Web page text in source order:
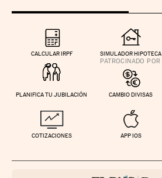
CALCULAR IRPF SIMULADOR HIPOTECA
PLANIFICA TU JUBILACIÓN CAMBIO DIVISAS
COTIZACIONES APP IOS